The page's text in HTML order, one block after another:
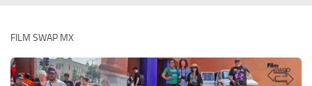
FILM SWAP MX